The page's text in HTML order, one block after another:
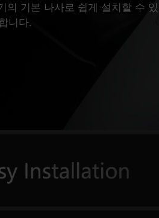
의 기본 나사로 쉽게 설치할 수
니다.